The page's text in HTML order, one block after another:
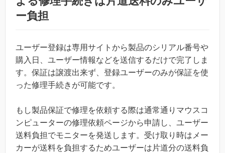
ー負担
ユーザー登録は専用サイトから製品のシリアル番号や
購入日、ユーザー情報などを送信するだけで完了しま
す。保証は譲渡出来ず、登録ユーザーのみが保証を使
った修理手続きが可能です。
もし製品保証で修理を依頼する際は通常通りマウスコ
ンピューターの修理依頼ページから申請し、ユーザー
送料負担でモニターを発送します。受け取り時はメー
カーが送料を負担するためユーザーは片道分の送料負